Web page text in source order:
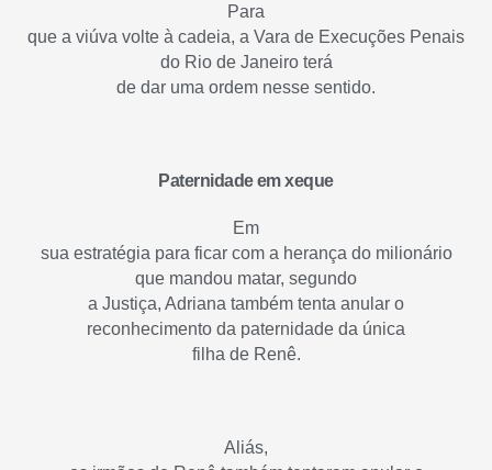
Para
que a viúva volte à cadeia, a Vara de Execuções Penais
do Rio de Janeiro terá
de dar uma ordem nesse sentido.
Paternidade em xeque
Em
sua estratégia para ficar com a herança do milionário
que mandou matar, segundo
a Justiça, Adriana também tenta anular o
reconhecimento da paternidade da única
filha de Renê.
Aliás,